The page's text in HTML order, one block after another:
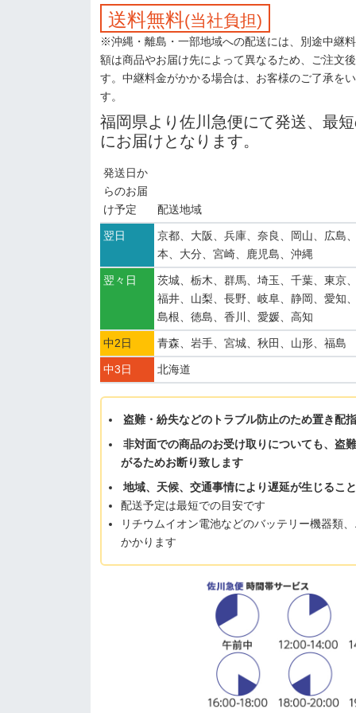
送料無料(当社負担)
※沖縄・離島・一部地域への配送には、別途中継
額は商品やお届け先によって異なるため、ご注文
す。中継料金がかかる場合は、お客様のご了承を
す。
発送日か
らのお届
け予定
配送地域
翌日
京都、大阪、兵庫、奈良、岡山、広島
本、大分、宮崎、鹿児島、沖縄
翌々日
茨城、栃木、群馬、埼玉、千葉、東京
福井、山梨、長野、岐阜、静岡、愛知
島根、徳島、香川、愛媛、高知
中2日 青森、岩手、宮城、秋田、山形、福島
中3日 北海道
福岡県より佐川急便にて発送、最
にお届けとなります。
盗難・紛失などのトラブル防止のため置き配
非対面での商品のお受け取りについても、盗
がるためお断り致します
地域、天候、交通事情により遅延が生じるこ
配送予定は最短での目安です
リチウムイオン電池などのバッテリー機器類
かかります